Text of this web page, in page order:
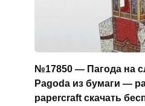
№17850 — Пагода на
Pagoda из бумаги —
papercraft скачать